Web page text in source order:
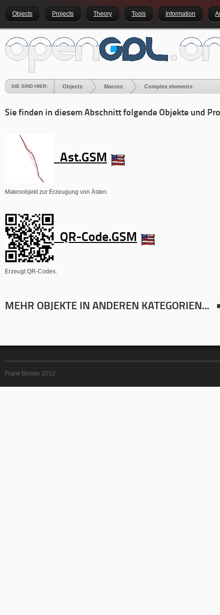
Objects Projects Theory Tools Information
SIE SIND HIER: Objects Macros Complex elements
Sie finden in diesem Abschnitt folgende Objekte und
Ast.GSM
Makroobjekt zur Erzeugung von Ästen.
QR-Code.GSM
Erzeugt QR-Codes.
MEHR OBJEKTE IN ANDEREN KATEGORIEN...
Frank Beister 2012